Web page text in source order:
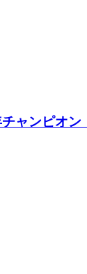
ャンピオン